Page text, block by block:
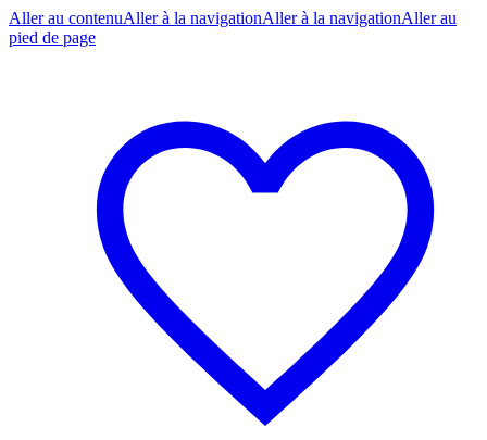
Aller au contenuAller à la navigationAller à la navigationAller au
pied de page